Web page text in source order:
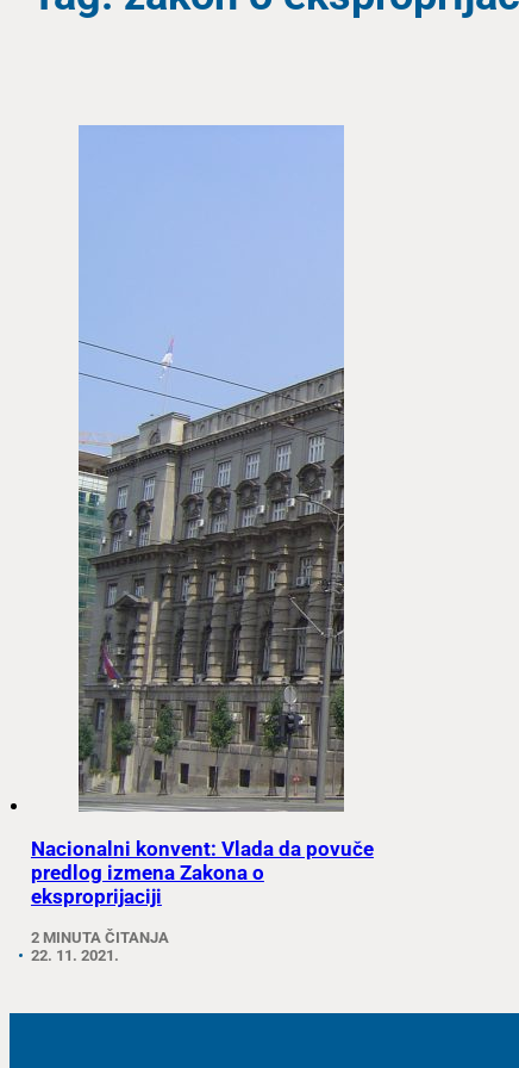
Nacionalni konvent: Vlada da povuče
predlog izmena Zakona o
eksproprijaciji
2 MINUTA ČITANJA
22. 11. 2021.